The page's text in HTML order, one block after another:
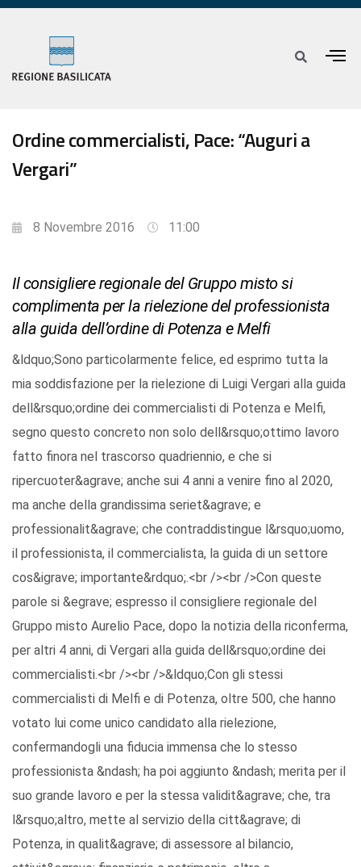
Ordine commercialisti, Pace: “Auguri a
Vergari”
8 Novembre 2016 11:00
Il consigliere regionale del Gruppo misto si
complimenta per la rielezione del professionista
alla guida dell’ordine di Potenza e Melfi
&ldquo;Sono particolarmente felice, ed esprimo tutta la
mia soddisfazione per la rielezione di Luigi Vergari alla guida
dell&rsquo;ordine dei commercialisti di Potenza e Melfi,
segno questo concreto non solo dell&rsquo;ottimo lavoro
fatto finora nel trascorso quadriennio, e che si
ripercuoter&agrave; anche sui 4 anni a venire fino al 2020,
ma anche della grandissima seriet&agrave; e
professionalit&agrave; che contraddistingue l&rsquo;uomo,
il professionista, il commercialista, la guida di un settore
cos&igrave; importante&rdquo;.<br /><br />Con queste
parole si &egrave; espresso il consigliere regionale del
Gruppo misto Aurelio Pace, dopo la notizia della riconferma,
per altri 4 anni, di Vergari alla guida dell&rsquo;ordine dei
commercialisti.<br /><br />&ldquo;Con gli stessi
commercialisti di Melfi e di Potenza, oltre 500, che hanno
votato lui come unico candidato alla rielezione,
confermandogli una fiducia immensa che lo stesso
professionista &ndash; ha poi aggiunto &ndash; merita per il
suo grande lavoro e per la stessa validit&agrave; che, tra
l&rsquo;altro, mette al servizio della citt&agrave; di
Potenza, in qualit&agrave; di assessore al bilancio,